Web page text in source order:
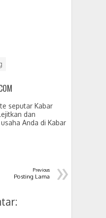
seputar Kabar
dan
Anda di Kabar
»
Previous
Posting Lama